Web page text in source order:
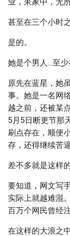
甚至在三个小时
是的。
她是个男人…至少
原先在蓝星，她
事。她是一名网
越之前，还被某
5月5日断更节那
刷点存在，顺便
存，还得继续苦
差不多就是这样
要知道，网文写
实际上就越难混
百万个网民曾经
在这样的大浪之